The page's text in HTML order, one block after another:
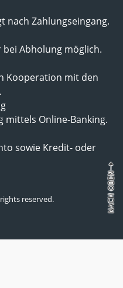
nach Zahlungseingang.
Abholung möglich.
Kooperation mit den
mittels Online-Banking.
sowie Kredit- oder
reserved.